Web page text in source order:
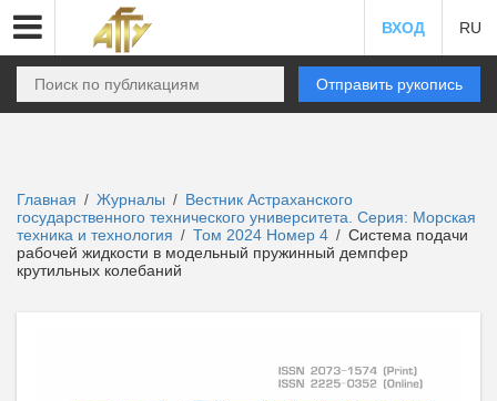
ВХОД RU
Отправить рукопись
Главная / Журналы / Вестник Астраханского
государственного технического университета. Серия: Морская
техника и технология / Том 2024 Номер 4 / Система подачи
рабочей жидкости в модельный пружинный демпфер
крутильных колебаний